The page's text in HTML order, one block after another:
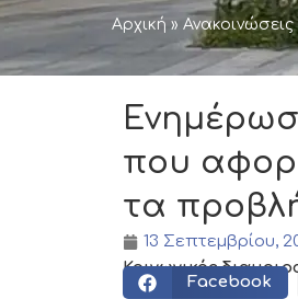
Αρχική » Ανακοινώσεις
που
τα
13 Σεπτεμβρίου,
Κοινωνικός
Facebook